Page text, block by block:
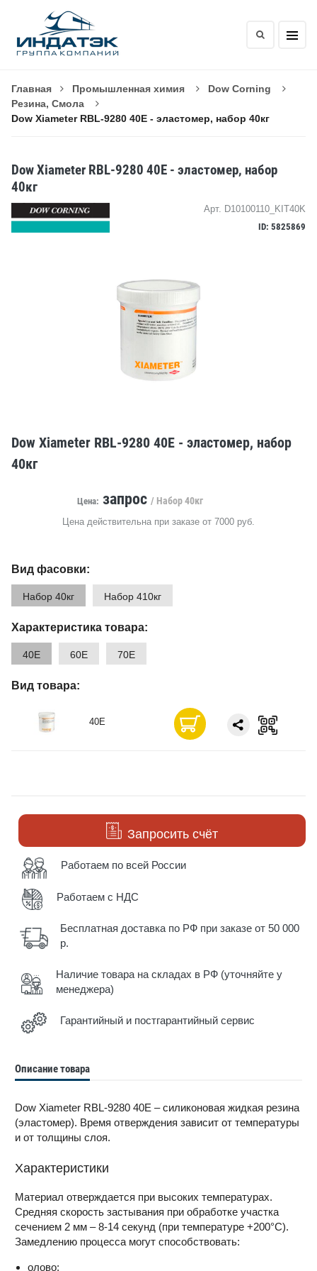
Главная Промышленная химия
Dow Corning
Резина, Смола
Dow Xiameter RBL-9280 40E - эластомер, набор 40кг
Dow Xiameter RBL-9280 40E - эластомер, набор
40кг
Арт. D10100110_KIT40K
ID: 5825869
Dow Xiameter RBL-9280 40E - эластомер, набор
40кг
Цена: запрос / Набор 40кг
Цена действительна при заказе от 7000 руб.
Вид фасовки:
Набор 40кг Набор 410кг
Характеристика товара:
40E 60E 70E
Вид товара:
40E
Запросить счёт
Работаем по всей России
Работаем с НДС
Бесплатная доставка по РФ при заказе от 50 000
р.
Наличие товара на складах в РФ (уточняйте у
менеджера)
Гарантийный и постгарантийный сервис
Описание товара
Dow Xiameter RBL-9280 40E – силиконовая жидкая резина
(эластомер). Время отверждения зависит от температуры
и от толщины слоя.
Характеристики
Материал отверждается при высоких температурах.
Средняя скорость застывания при обработке участка
сечением 2 мм – 8-14 секунд (при температуре +200°C).
Замедлению процесса могут способствовать:
олово;